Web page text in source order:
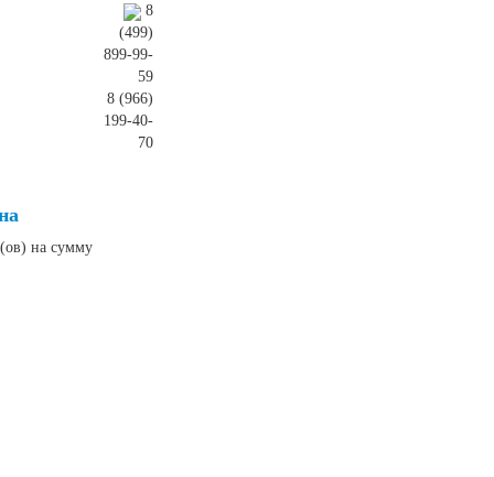
8
(499)
899-99-
59
8 (966)
199-40-
70
на сумму